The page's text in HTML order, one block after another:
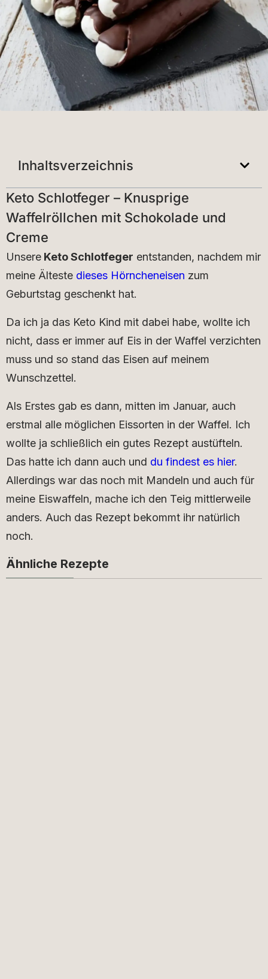
Inhaltsverzeichnis
Keto Schlotfeger – Knusprige
Waffelröllchen mit Schokolade und
Creme
Unsere Keto Schlotfeger entstanden, nachdem mir
meine Älteste dieses Hörncheneisen zum
Geburtstag geschenkt hat.
Da ich ja das Keto Kind mit dabei habe, wollte ich
nicht, dass er immer auf Eis in der Waffel verzichten
muss und so stand das Eisen auf meinem
Wunschzettel.
Als Erstes gab es dann, mitten im Januar, auch
erstmal alle möglichen Eissorten in der Waffel. Ich
wollte ja schließlich ein gutes Rezept austüfteln.
Das hatte ich dann auch und du findest es hier.
Allerdings war das noch mit Mandeln und auch für
meine Eiswaffeln, mache ich den Teig mittlerweile
anders. Auch das Rezept bekommt ihr natürlich
noch.
Ähnliche Rezepte